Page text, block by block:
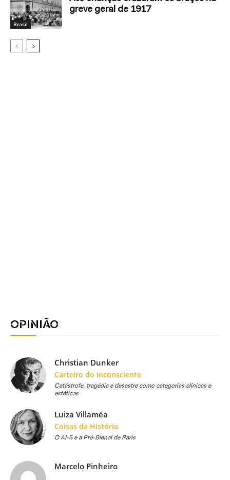
Brasil
greve geral de 1917
OPINIÃO
Christian Dunker
Carteiro do Inconsciente
Catástrofe, tragédia e desastre como categorias clínicas e
estéticas
Luiza Villaméa
Coisas da História
O AI-5 e a Pré-Bienal de Paris
Marcelo Pinheiro